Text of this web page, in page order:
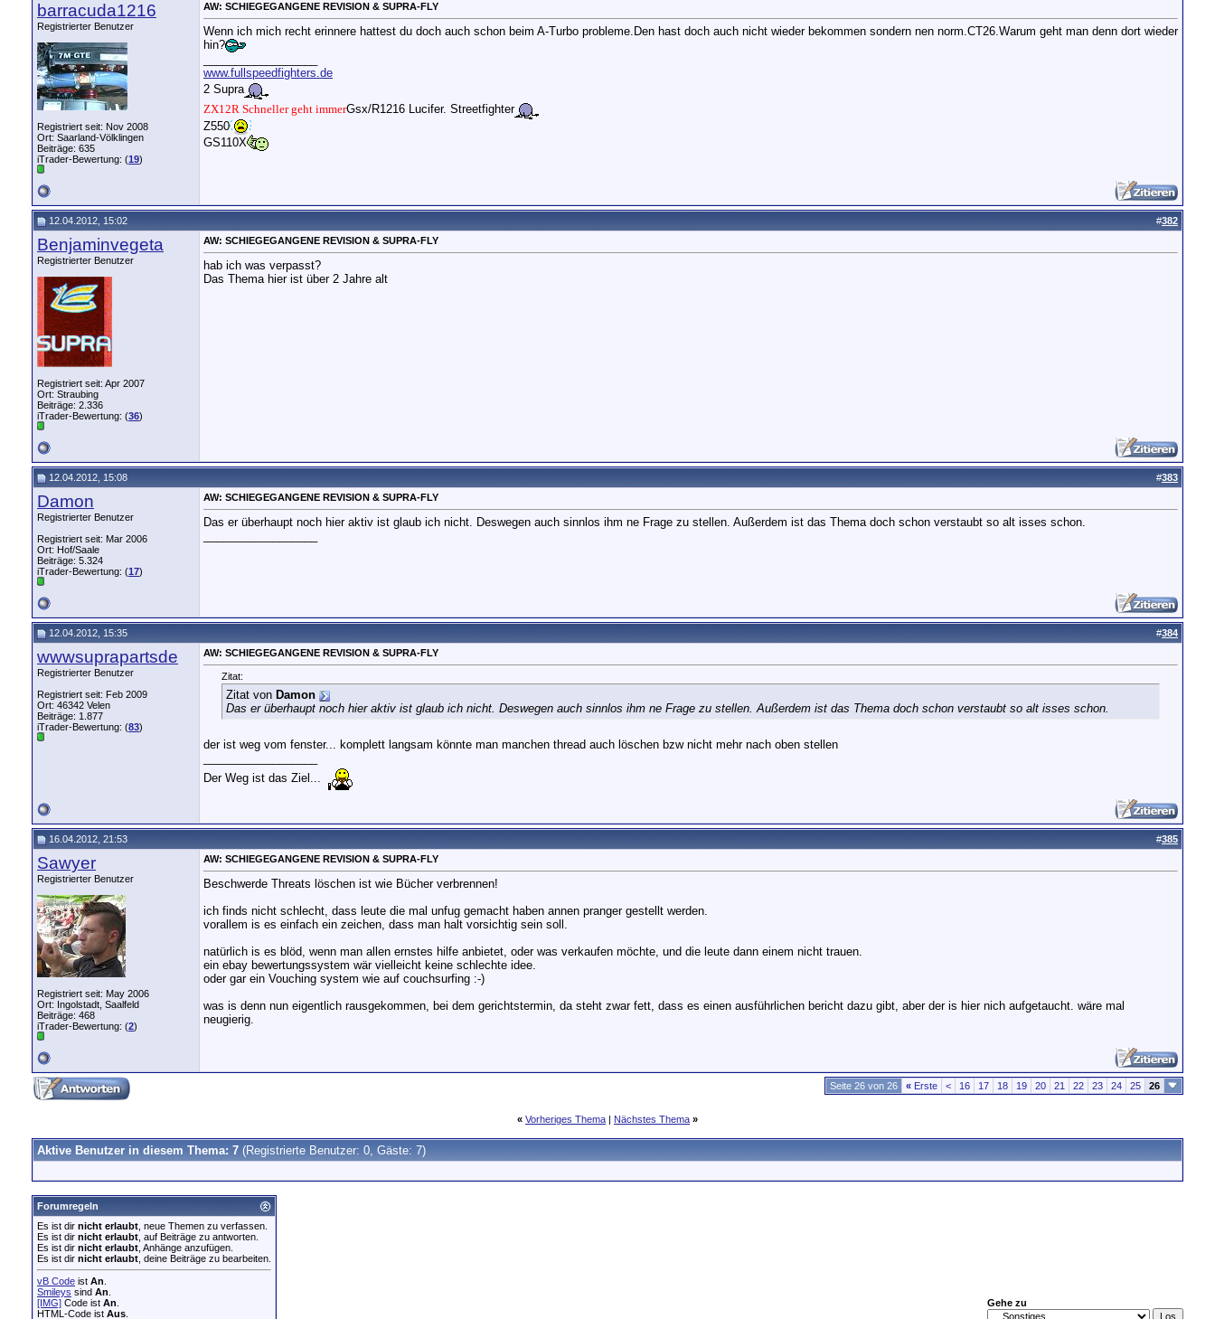
barracuda1216
Registrierter Benutzer
Registriert seit: Nov 2008
Ort: Saarland-Völklingen
Beiträge: 635
iTrader-Bewertung: (19)
AW: SCHIEGEGANGENE REVISION & SUPRA-FLY
Wenn ich mich recht erinnere hattest du doch auch schon beim A-Turbo probleme.Den hast doch auch nicht wieder bekommen sondern nen norm.CT26.Warum geht man denn dort wieder
hin?
www.fullspeedfighters.de
2 Supra
ZX12R Schneller geht immerGsx/R1216 Lucifer. Streetfighter
Z550
GS110X
12.04.2012, 15:02 #382
Benjaminvegeta
Registrierter Benutzer
Registriert seit: Apr 2007
Ort: Straubing
Beiträge: 2.336
iTrader-Bewertung: (36)
AW: SCHIEGEGANGENE REVISION & SUPRA-FLY
hab ich was verpasst?
Das Thema hier ist über 2 Jahre alt
12.04.2012, 15:08 #383
Damon
Registrierter Benutzer
Registriert seit: Mar 2006
Ort: Hof/Saale
Beiträge: 5.324
iTrader-Bewertung: (17)
AW: SCHIEGEGANGENE REVISION & SUPRA-FLY
Das er überhaupt noch hier aktiv ist glaub ich nicht. Deswegen auch sinnlos ihm ne Frage zu stellen. Außerdem ist das Thema doch schon verstaubt so alt isses schon.
12.04.2012, 15:35 #384
wwwsuprapartsde
Registrierter Benutzer
Registriert seit: Feb 2009
Ort: 46342 Velen
Beiträge: 1.877
iTrader-Bewertung: (83)
AW: SCHIEGEGANGENE REVISION & SUPRA-FLY
Zitat:
Zitat von Damon
Das er überhaupt noch hier aktiv ist glaub ich nicht. Deswegen auch sinnlos ihm ne Frage zu stellen. Außerdem ist das Thema doch schon verstaubt so alt isses schon.
der ist weg vom fenster... komplett langsam könnte man manchen thread auch löschen bzw nicht mehr nach oben stellen
Der Weg ist das Ziel...
16.04.2012, 21:53 #385
Sawyer
Registrierter Benutzer
Registriert seit: May 2006
Ort: Ingolstadt, Saalfeld
Beiträge: 468
iTrader-Bewertung: (2)
AW: SCHIEGEGANGENE REVISION & SUPRA-FLY
Beschwerde Threats löschen ist wie Bücher verbrennen!
ich finds nicht schlecht, dass leute die mal unfug gemacht haben annen pranger gestellt werden.
vorallem is es einfach ein zeichen, dass man halt vorsichtig sein soll.
natürlich is es blöd, wenn man allen ernstes hilfe anbietet, oder was verkaufen möchte, und die leute dann einem nicht trauen.
ein ebay bewertungssystem wär vielleicht keine schlechte idee.
oder gar ein Vouching system wie auf couchsurfing :-)
was is denn nun eigentlich rausgekommen, bei dem gerichtstermin, da steht zwar fett, dass es einen ausführlichen bericht dazu gibt, aber der is hier nich aufgetaucht. wäre mal
neugierig.
Seite 26 von 26 « Erste < 16 17 18 19 20 21 22 23 24 25 26
« Vorheriges Thema | Nächstes Thema »
Aktive Benutzer in diesem Thema: 7 (Registrierte Benutzer: 0, Gäste: 7)
Forumregeln
Es ist dir nicht erlaubt , neue Themen zu verfassen.
Es ist dir nicht erlaubt , auf Beiträge zu antworten.
Es ist dir nicht erlaubt , Anhänge anzufügen.
Es ist dir nicht erlaubt , deine Beiträge zu bearbeiten.
vB Code ist An
Smileys sind An
[IMG] Code ist An
HTML-Code ist Aus
Gehe zu